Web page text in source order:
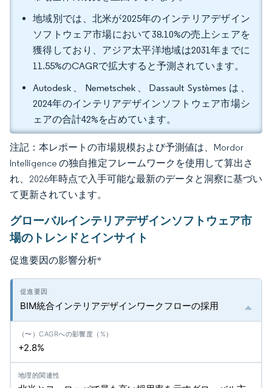
地域別では、北米が2025年のインテリアデザイン
ソフトウェア市場において38.10%の売上シェアを
獲得しており、アジア太平洋地域は2031年までに
11.55%のCAGRで拡大すると予測されています。
Autodesk、Nemetschek、Dassault Systèmesは、
2024年のインテリアデザインソフトウェア市場シ
ェアの合計42%を占めています。
注記：本レポートの市場規模および予測値は、Mordor
Intelligence の独自推定フレームワークを使用して算出さ
れ、2026年時点で入手可能な最新のデータと洞察に基づい
て更新されています。
グローバルインテリアデザインソフトウェア市
場のトレンドとインサイト
促進要因の影響分析*
BIM統合インテリアデザインワークフローの採用
+2.8%